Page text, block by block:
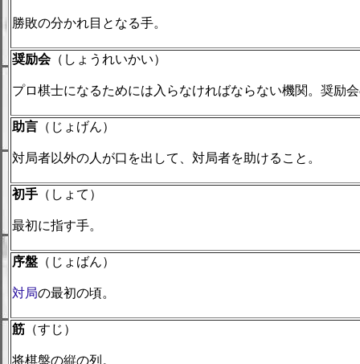
勝敗の分かれ目となる手。
奨励会（しょうれいかい）
プロ棋士になるためには入らなければならない機関。奨励
助言 （じょげん）
対局者以外の人が口を出して、対局者を助けること。
初手 （しょて）
最初に指す手。
序盤 （じょばん）
対局の最初の頃。
筋 （すじ）
将棋盤の縦の列。